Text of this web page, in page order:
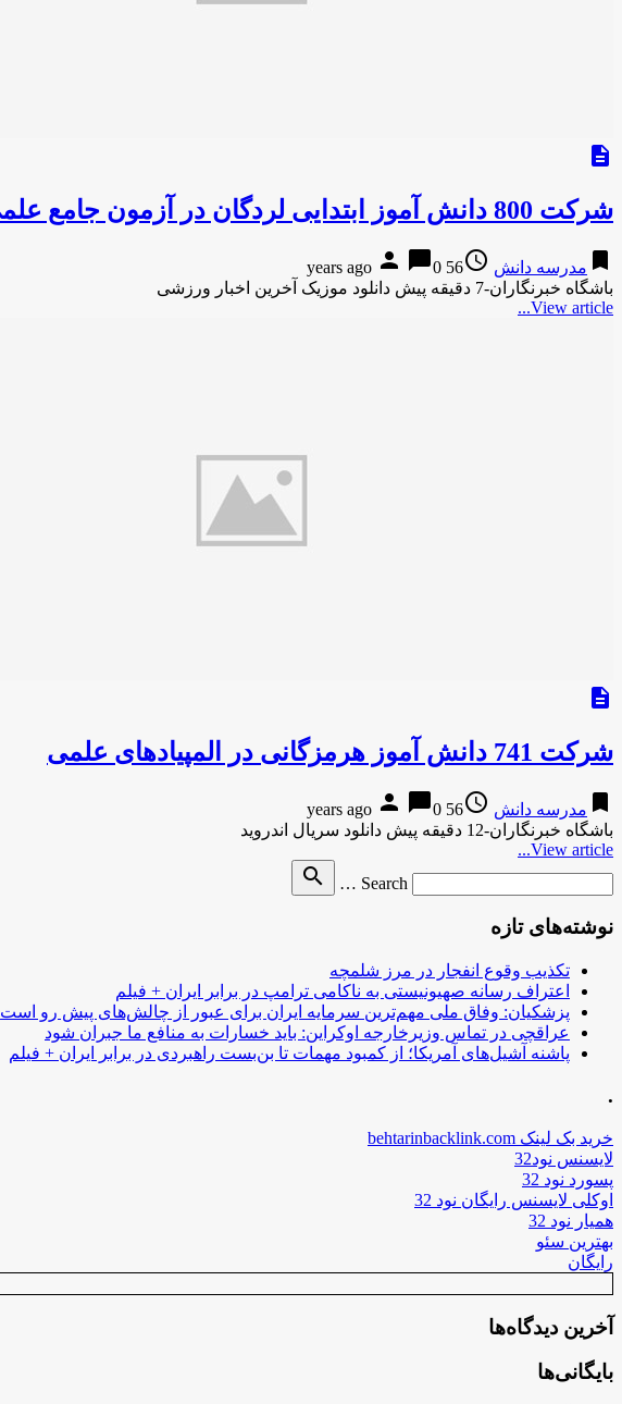
description
شرکت 800 دانش آموز ابتدایی لردگان در آزمون جامع علمی
bookmark مدرسه دانش access_time
56 years ago
person chat_bubble0
باشگاه خبرنگاران-7 دقیقه پیش دانلود موزیک آخرین اخبار ورزشی
View article...
description
شرکت 741 دانش آموز هرمزگانی در المپیادهای علمی
bookmark مدرسه دانش access_time
56 years ago
person chat_bubble0
باشگاه خبرنگاران-12 دقیقه پیش دانلود سریال اندروید
View article...
Search …
search
نوشته‌های تازه
تکذیب وقوع انفجار در مرز شلمچه
اعتراف رسانه صهیونیستی به ناکامی ترامپ در برابر ایران + فیلم
پزشکیان: وفاق ملی مهم‌ترین سرمایه ایران برای عبور از چالش‌های پیش رو است
عراقچی در تماس وزیرخارجه اوکراین: باید خسارات به منافع ما جبران شود
پاشنه آشیل‌های آمریکا؛ از کمبود مهمات تا بن‌بست راهبردی در برابر ایران + فیلم
.
خرید بک لینک behtarinbacklink.com
لایسنس نود32
پسورد نود 32
اوکلی لایسنس رایگان نود 32
همیار نود 32
بهترین سئو
رایگان
آخرین دیدگاه‌ها
بایگانی‌ها